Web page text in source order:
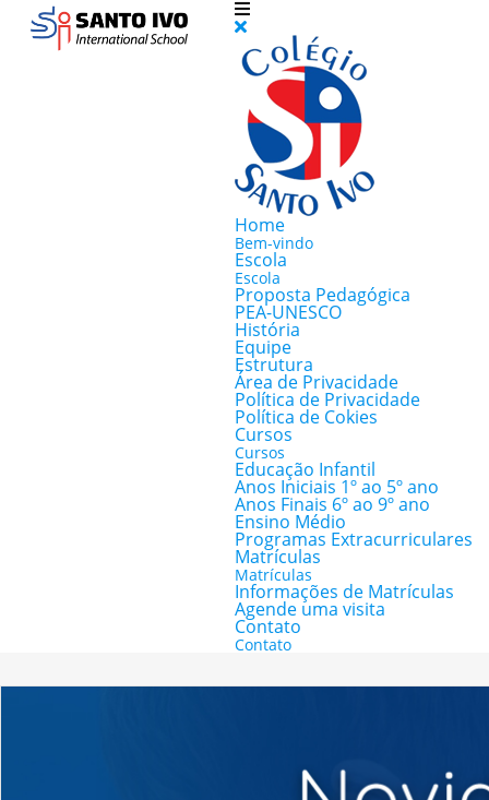
Home
Bem-vindo
Escola
Escola
Proposta Pedagógica
PEA-UNESCO
História
Equipe
Estrutura
Área de Privacidade
Política de Privacidade
Política de Cokies
Cursos
Cursos
Educação Infantil
Anos Iniciais 1º ao 5º ano
Anos Finais 6º ao 9º ano
Ensino Médio
Programas Extracurriculares
Matrículas
Matrículas
Informações de Matrículas
Agende uma visita
Contato
Contato